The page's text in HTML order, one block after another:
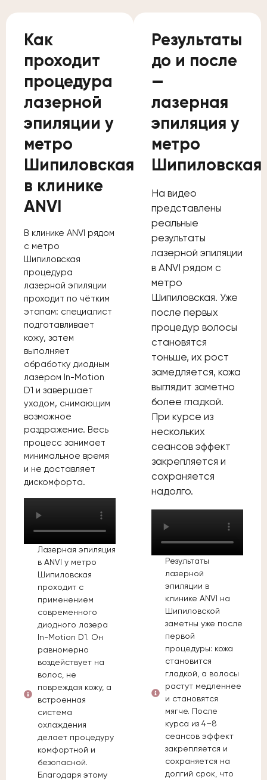
Как
проходит
процедура
лазерной
эпиляции у
метро
Шипиловская
в клинике
ANVI
В клинике ANVI рядом
с метро
Шипиловская
процедура
лазерной эпиляции
проходит по чётким
этапам: специалист
подготавливает
кожу, затем
выполняет
обработку диодным
лазером In-Motion
D1 и завершает
уходом, снимающим
возможное
раздражение. Весь
процесс занимает
минимальное время
и не доставляет
дискомфорта.
Лазерная эпиляция
в ANVI у метро
Шипиловская
проходит с
применением
современного
диодного лазера
In-Motion D1. Он
равномерно
воздействует на
волос, не
повреждая кожу, а
встроенная
система
охлаждения
делает процедуру
комфортной и
безопасной.
Благодаря этому
Результаты
до и после
—
лазерная
эпиляция у
метро
Шипиловская
На видео
представлены
реальные
результаты
лазерной эпиляции
в ANVI рядом с
метро
Шипиловская. Уже
после первых
процедур волосы
становятся
тоньше, их рост
замедляется, кожа
выглядит заметно
более гладкой.
При курсе из
нескольких
сеансов эффект
закрепляется и
сохраняется
надолго.
Результаты
лазерной
эпиляции в
клинике ANVI на
Шипиловской
заметны уже после
первой
процедуры: кожа
становится
гладкой, а волосы
растут медленнее
и становятся
мягче. После
курса из 4–8
сеансов эффект
закрепляется и
сохраняется на
долгий срок, что